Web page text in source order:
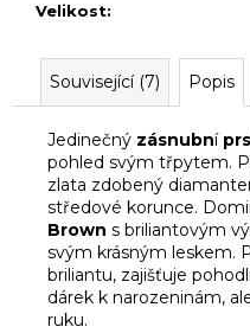
Velikost:
Související (7) Popis
Jedinečný zásnubní
pohled svým třpytem.
zlata zdobený
středové korunce.
Brown s briliantovým
svým krásným leskem.
briliantu, zajišťuje
dárek k narozeninám,
ruku.